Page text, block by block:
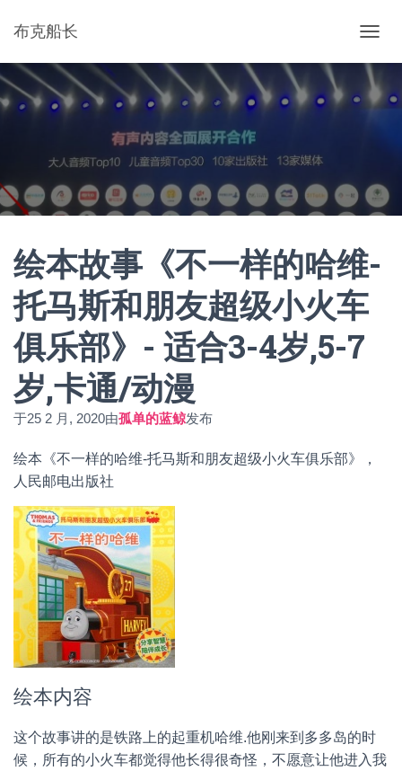
布克船长
换
导
航
绘本故事《不一样的哈维-
托马斯和朋友超级小火车
俱乐部》- 适合3-4岁,5-7
岁,卡通/动漫
于25 2 月, 2020由孤单的蓝鲸发布
绘本《不一样的哈维-托马斯和朋友超级小火车俱乐部》，
人民邮电出版社
绘本内容
这个故事讲的是铁路上的起重机哈维.他刚来到多多岛的时
候，所有的小火车都觉得他长得很奇怪，不愿意让他进入我